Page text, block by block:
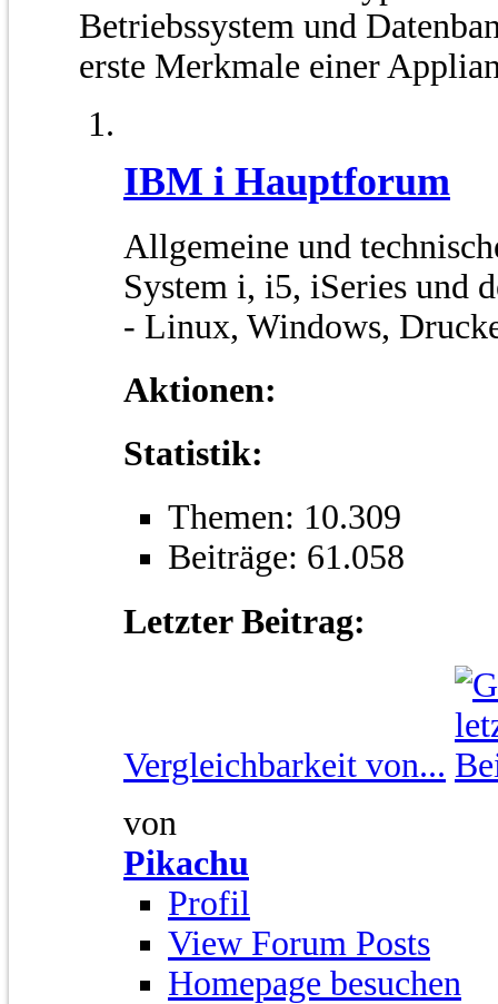
Betriebssystem und
erste Merkmale einer
IBM i Hauptforum
Allgemeine und
System i, i5, iSeries und
- Linux, Windows,
Aktionen:
Statistik:
Themen: 10.309
Beiträge: 61.058
Letzter Beitrag:
Vergleichbarkeit von...
von
Pikachu
Profil
View Forum Posts
Homepage besuchen